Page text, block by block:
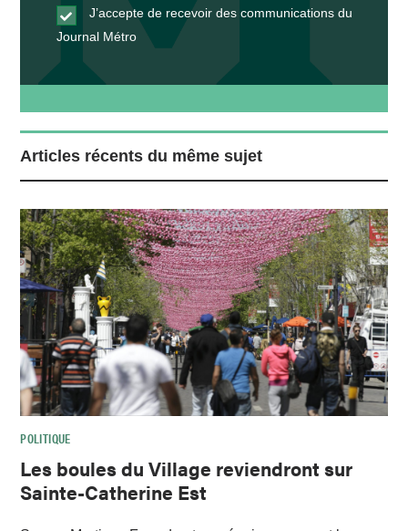
J’accepte de recevoir des communications du
Journal Métro
Articles récents du même sujet
POLITIQUE
Les boules du Village reviendront sur
Sainte-Catherine Est